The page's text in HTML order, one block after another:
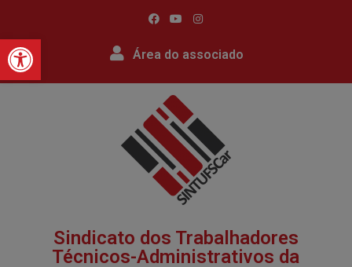
Barra de Ferramentas
Área do associado
Sindicato dos Trabalhadores
Técnicos-Administrativos da